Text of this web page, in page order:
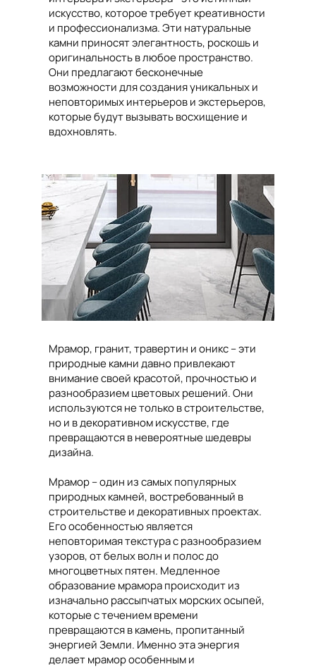
искусство, которое требует креативности
и профессионализма. Эти натуральные
камни приносят элегантность, роскошь и
оригинальность в любое пространство.
Они предлагают бесконечные
возможности для создания уникальных и
неповторимых интерьеров и экстерьеров,
которые будут вызывать восхищение и
вдохновлять.
Мрамор, гранит, травертин и оникс – эти
природные камни давно привлекают
внимание своей красотой, прочностью и
разнообразием цветовых решений. Они
используются не только в строительстве,
но и в декоративном искусстве, где
превращаются в невероятные шедевры
дизайна.
Мрамор – один из самых популярных
природных камней, востребованный в
строительстве и декоративных проектах.
Его особенностью является
неповторимая текстура с разнообразием
узоров, от белых волн и полос до
многоцветных пятен. Медленное
образование мрамора происходит из
изначально рассыпчатых морских осыпей,
которые с течением времени
превращаются в камень, пропитанный
энергией Земли. Именно эта энергия
делает мрамор особенным и